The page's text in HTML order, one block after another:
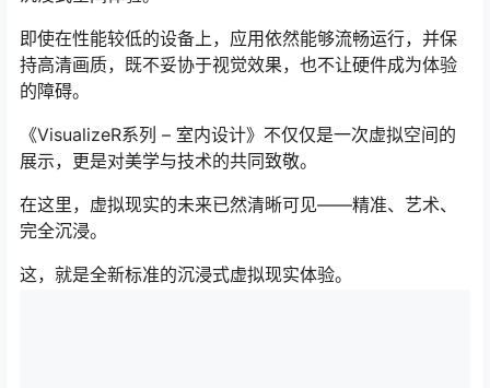
即使在性能较低的设备上，应用依然能够流畅运行，并保
持高清画质，既不妥协于视觉效果，也不让硬件成为体验
的障碍。
《VisualizeR系列 – 室内设计》不仅仅是一次虚拟空间的
展示，更是对美学与技术的共同致敬。
在这里，虚拟现实的未来已然清晰可见——精准、艺术、
完全沉浸。
这，就是全新标准的沉浸式虚拟现实体验。